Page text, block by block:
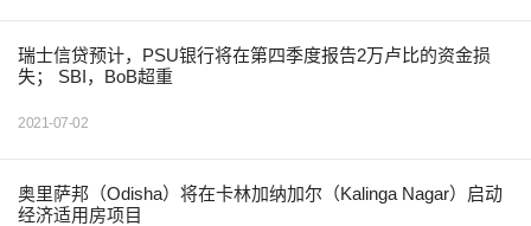
瑞士信贷预计，PSU银行将在第四季度报告2万卢比的资金损
失； SBI，BoB超重
2021-07-02
奥里萨邦（Odisha）将在卡林加纳加尔（Kalinga Nagar）启动
经济适用房项目